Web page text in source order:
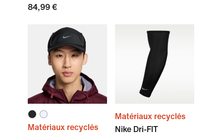
84,99 €
Matériaux recyclés
Matériaux recyclés
Nike Dri-FIT